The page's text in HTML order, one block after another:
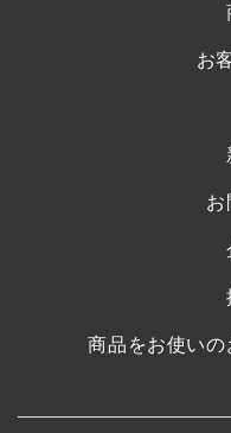
お
お
商品をお使い